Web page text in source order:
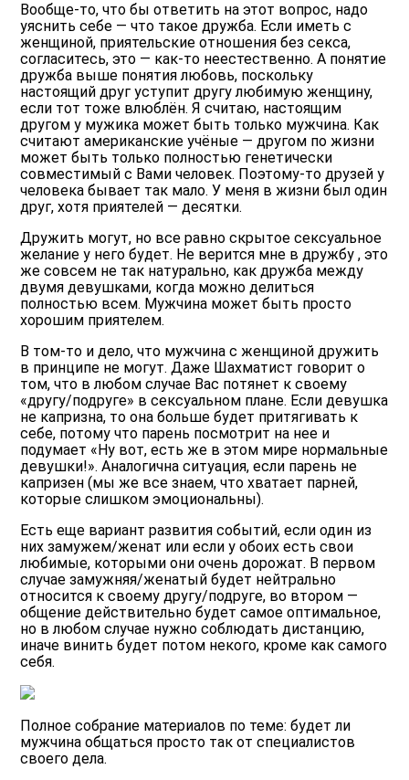
Вообще-то, что бы ответить на этот вопрос, надо
уяснить себе — что такое дружба. Если иметь с
женщиной, приятельские отношения без секса,
согласитесь, это — как-то неестественно. А понятие
дружба выше понятия любовь, поскольку
настоящий друг уступит другу любимую женщину,
если тот тоже влюблён. Я считаю, настоящим
другом у мужика может быть только мужчина. Как
считают американские учёные — другом по жизни
может быть только полностью генетически
совместимый с Вами человек. Поэтому-то друзей у
человека бывает так мало. У меня в жизни был один
друг, хотя приятелей — десятки.
Дружить могут, но все равно скрытое сексуальное
желание у него будет. Не верится мне в дружбу , это
же совсем не так натурально, как дружба между
двумя девушками, когда можно делиться
полностью всем. Мужчина может быть просто
хорошим приятелем.
В том-то и дело, что мужчина с женщиной дружить
в принципе не могут. Даже Шахматист говорит о
том, что в любом случае Вас потянет к своему
«другу/подруге» в сексуальном плане. Если девушка
не капризна, то она больше будет притягивать к
себе, потому что парень посмотрит на нее и
подумает «Ну вот, есть же в этом мире нормальные
девушки!». Аналогична ситуация, если парень не
капризен (мы же все знаем, что хватает парней,
которые слишком эмоциональны).
Есть еще вариант развития событий, если один из
них замужем/женат или если у обоих есть свои
любимые, которыми они очень дорожат. В первом
случае замужняя/женатый будет нейтрально
относится к своему другу/подруге, во втором —
общение действительно будет самое оптимальное,
но в любом случае нужно соблюдать дистанцию,
иначе винить будет потом некого, кроме как самого
себя.
Полное собрание материалов по теме: будет ли
мужчина общаться просто так от специалистов
своего дела.